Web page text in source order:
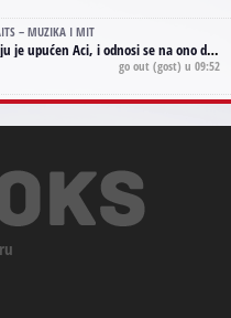
– MUZIKA I MIT
i odnosi se na ono drugo autovanje...'senzualnost Waitsa' ;)
go out (gost) u 09:52